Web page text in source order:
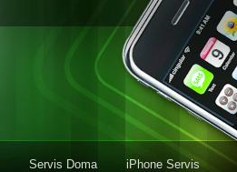
Servis Doma iPhone Servis